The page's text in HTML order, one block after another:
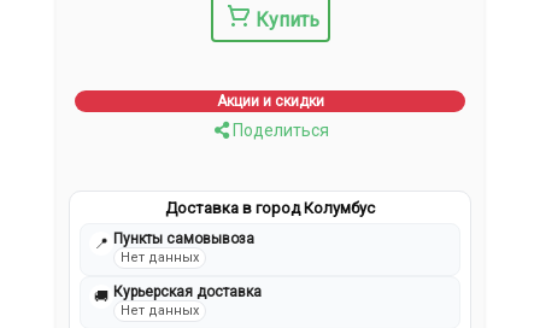
Купить
Акции и скидки
Поделиться
Доставка в город Колумбус
📍 Пункты самовывоза
Нет данных
🚚 Курьерская доставка
Нет данных